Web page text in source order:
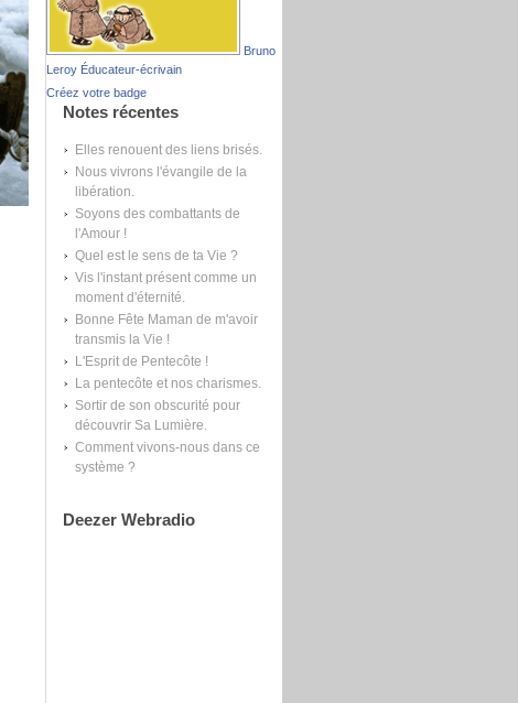
Bruno
Leroy Éducateur-écrivain
Créez votre badge
Notes récentes
Elles renouent des liens brisés.
Nous vivrons l'évangile de la
libération.
Soyons des combattants de
l'Amour !
Quel est le sens de ta Vie ?
Vis l'instant présent comme un
moment d'éternité.
Bonne Fête Maman de m'avoir
transmis la Vie !
L'Esprit de Pentecôte !
La pentecôte et nos charismes.
Sortir de son obscurité pour
découvrir Sa Lumière.
Comment vivons-nous dans ce
système ?
Deezer Webradio